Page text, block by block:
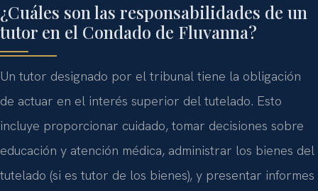
¿Cuáles son las responsabilidades de un
tutor en el Condado de Fluvanna?
Un tutor designado por el tribunal tiene la obligación
de actuar en el interés superior del tutelado. Esto
incluye proporcionar cuidado, tomar decisiones sobre
educación y atención médica, administrar los bienes del
tutelado (si es tutor de los bienes), y presentar informes